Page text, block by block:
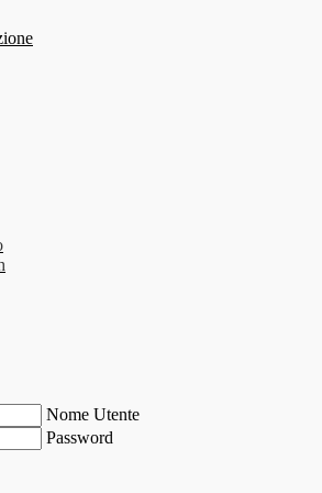
Nome Utente
Password